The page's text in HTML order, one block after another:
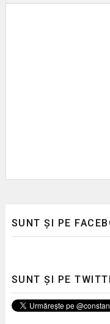
SUNT ȘI PE
SUNT ȘI PE